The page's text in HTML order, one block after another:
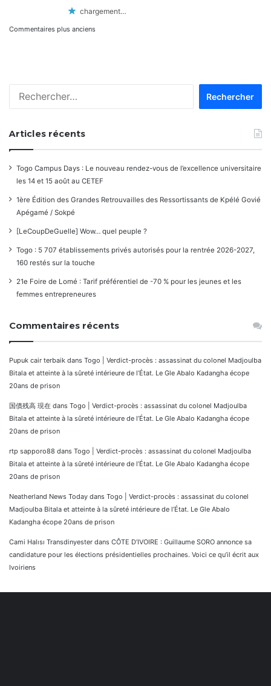
chargement…
Navigation
commentaires
Commentaires plus anciens
Articles récents
Togo Campus Days : Le nouveau rendez-vous de l’excellence universitaire
les 14 et 15 août au CETEF
1ère Édition des Grandes Retrouvailles des Ressortissants de Kpélé Govié
Apégamé / Sokpé
[LeCoupDeGuelle] Wow… quel peuple ?
Togo : 5 707 établissements privés autorisés pour la rentrée 2026-2027,
160 restés sur la touche
21e Foire de Lomé : Tarif préférentiel de -70 % pour les jeunes et les
femmes entrepreneures
Commentaires récents
Pupuk cair terbaik dans Togo | Verdict-procès : assassinat du colonel Madjoulba
Bitala et atteinte à la sûreté intérieure de l’État. Le Gle Abalo Kadangha écope
20ans de prison
国債残高 現在 dans Togo | Verdict-procès : assassinat du colonel Madjoulba
Bitala et atteinte à la sûreté intérieure de l’État. Le Gle Abalo Kadangha écope
20ans de prison
rtp sapporo88 dans Togo | Verdict-procès : assassinat du colonel Madjoulba
Bitala et atteinte à la sûreté intérieure de l’État. Le Gle Abalo Kadangha écope
20ans de prison
Neatherland News Today dans Togo | Verdict-procès : assassinat du colonel
Madjoulba Bitala et atteinte à la sûreté intérieure de l’État. Le Gle Abalo
Kadangha écope 20ans de prison
Cami Halısı Transdinyester dans CÔTE D’IVOIRE : Guillaume SORO annonce sa
candidature pour les élections présidentielles prochaines. Voici ce qu’il écrit aux
Ivoiriens